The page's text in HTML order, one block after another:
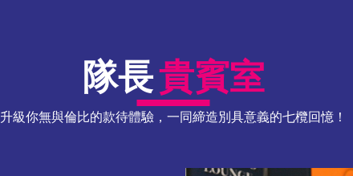
隊長貴賓室
升級你無與倫比的款待體驗，一同締造別具意義的七欖回憶！